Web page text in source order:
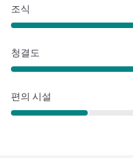
조식
청결도
편의 시설